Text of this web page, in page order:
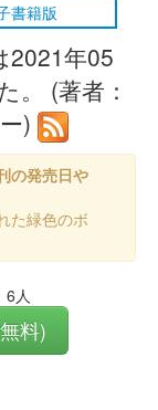
書籍版
2021年05
。 (著者：
)
の発売日や
た緑色のボ
6人
料)